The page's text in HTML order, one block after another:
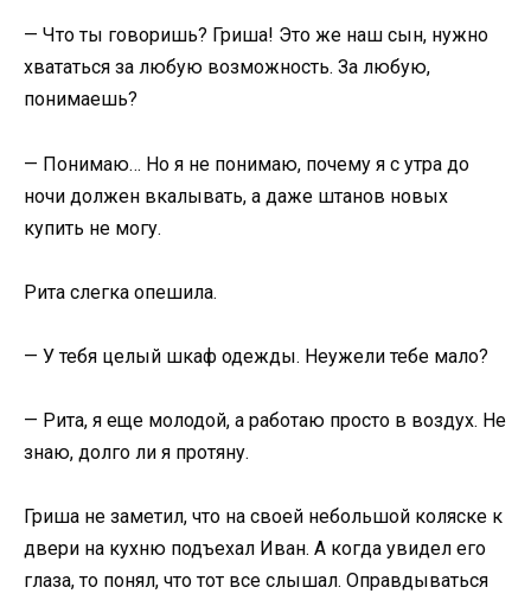
— Что ты говоришь? Гриша! Это же наш сын, нужно
хвататься за любую возможность. За любую,
понимаешь?
— Понимаю… Но я не понимаю, почему я с утра до
ночи должен вкалывать, а даже штанов новых
купить не могу.
Рита слегка опешила.
— У тебя целый шкаф одежды. Неужели тебе мало?
— Рита, я еще молодой, а работаю просто в воздух. Не
знаю, долго ли я протяну.
Гриша не заметил, что на своей небольшой коляске к
двери на кухню подъехал Иван. А когда увидел его
глаза, то понял, что тот все слышал. Оправдываться